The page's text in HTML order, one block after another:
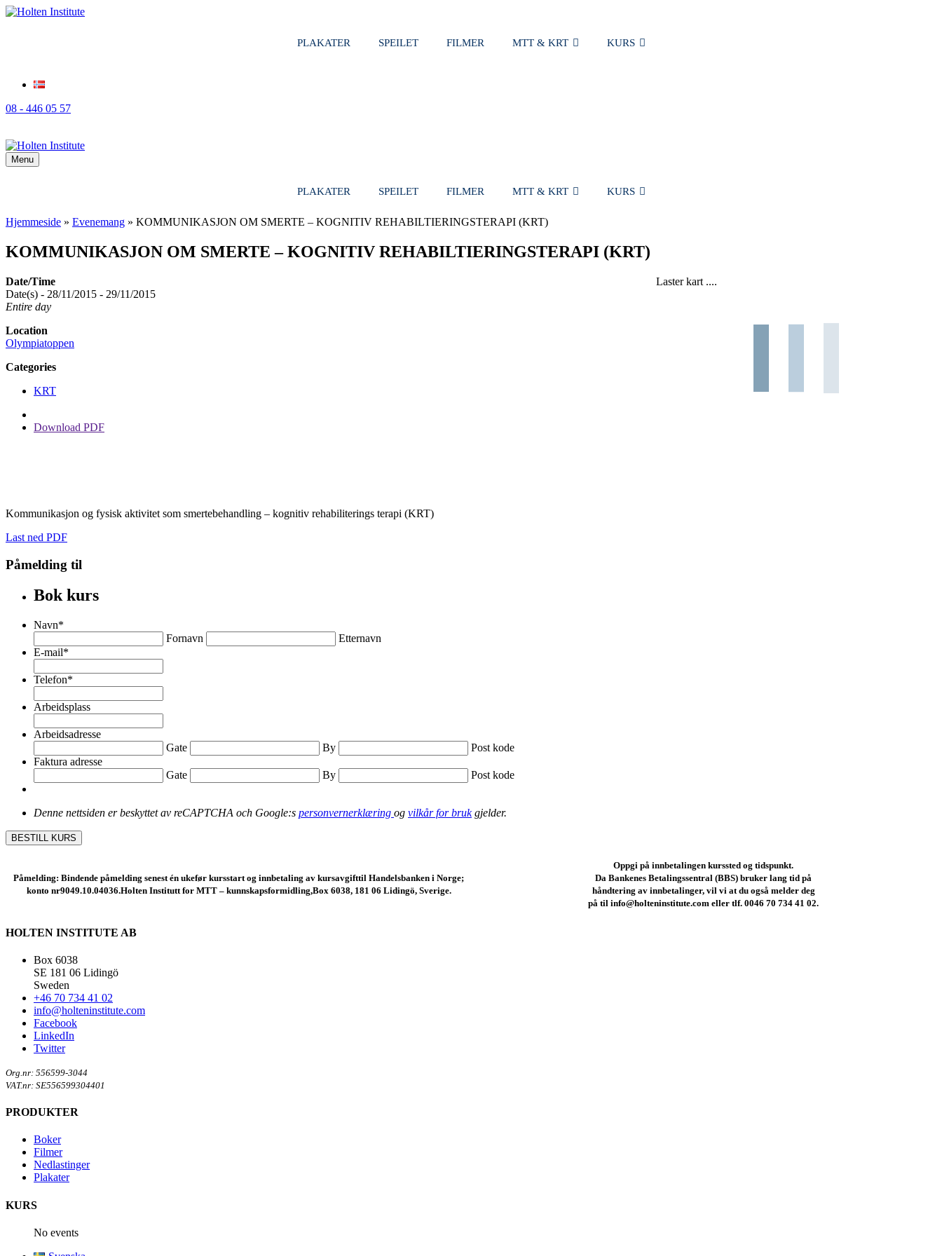
PLAKATER SPEILET FILMER MTT & KRT KURS
08 - 446 05 57
Menu
PLAKATER SPEILET FILMER MTT & KRT KURS
Hjemmeside » Evenemang » KOMMUNIKASJON OM SMERTE – KOGNITIV REHABILTIERINGSTERAPI (KRT)
KOMMUNIKASJON OM SMERTE – KOGNITIV REHABILTIERINGSTERAPI (KRT)
Laster kart ....
Date/Time
Date(s) - 28/11/2015 - 29/11/2015
Entire day
Location
Olympiatoppen
Categories
KRT
Download PDF
Kommunikasjon og fysisk aktivitet som smertebehandling – kognitiv rehabiliterings terapi (KRT)
Last ned PDF
Påmelding til
Bok kurs
Navn*
Fornavn
Etternavn
E-mail*
Telefon*
Arbeidsplass
Arbeidsadresse
Gate
By
Post kode
Faktura adresse
Gate
By Post kode
Denne nettsiden er beskyttet av reCAPTCHA och Google:s personvernerklæring og vilkår for brukgjelder.
BESTILL KURS
Påmelding: Bindende påmelding senest én ukefør kursstart og innbetaling av kursavgifttil Handelsbanken i Norge;
konto nr9049.10.04036.Holten Institutt for MTT – kunnskapsformidling,Box 6038, 181 06 Lidingö, Sverige.
Oppgi på innbetalingen kurssted og tidspunkt.
Da Bankenes Betalingssentral (BBS) bruker lang tid på
håndtering av innbetalinger, vil vi at du også melder deg
på til info@holteninstitute.com eller tlf. 0046 70 734 41 02.
HOLTEN INSTITUTE AB
Box 6038
SE 181 06 Lidingö
Sweden
+46 70 734 41 02
info@holteninstitute.com
Facebook
LinkedIn
Twitter
Org.nr: 556599-3044
VAT.nr: SE556599304401
PRODUKTER
Boker
Filmer
Nedlastinger
Plakater
KURS
No events